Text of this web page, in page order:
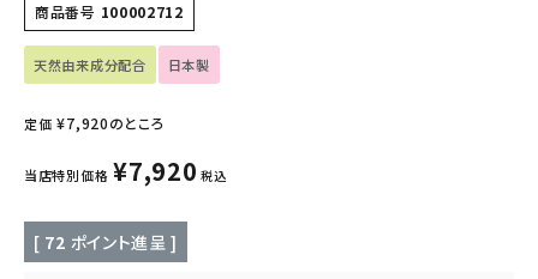
フェムケア
キッチン用品
商品番号 100002712
天然由来成分配合 日本製
定価 ¥7,920のところ
当店特別価格 ¥7,920 税込
[ 72 ポイント進呈 ]